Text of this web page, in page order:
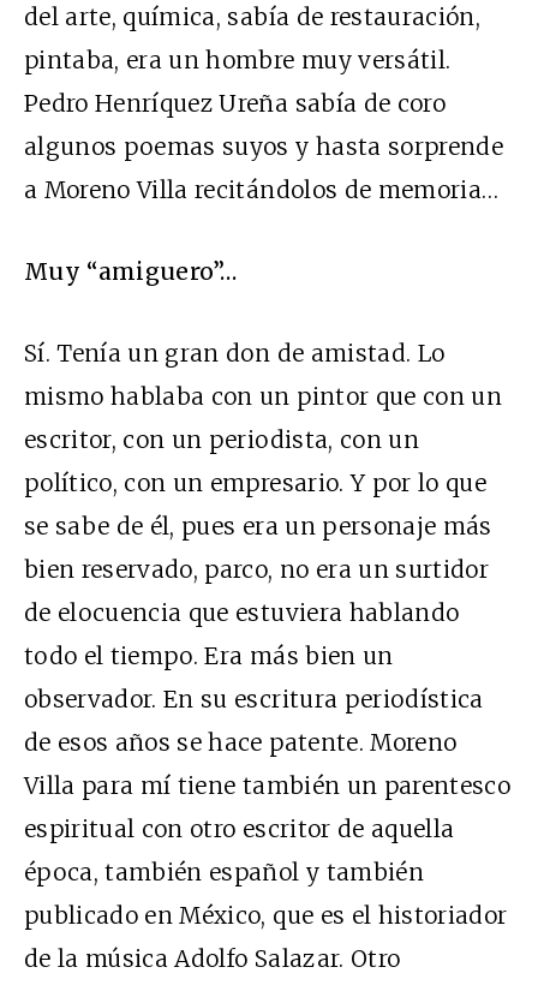
del arte, química, sabía de restauración,
pintaba, era un hombre muy versátil.
Pedro Henríquez Ureña sabía de coro
algunos poemas suyos y hasta sorprende
a Moreno Villa recitándolos de memoria…
Muy “amiguero”…
Sí. Tenía un gran don de amistad. Lo
mismo hablaba con un pintor que con un
escritor, con un periodista, con un
político, con un empresario. Y por lo que
se sabe de él, pues era un personaje más
bien reservado, parco, no era un surtidor
de elocuencia que estuviera hablando
todo el tiempo. Era más bien un
observador. En su escritura periodística
de esos años se hace patente. Moreno
Villa para mí tiene también un parentesco
espiritual con otro escritor de aquella
época, también español y también
publicado en México, que es el historiador
de la música Adolfo Salazar. Otro